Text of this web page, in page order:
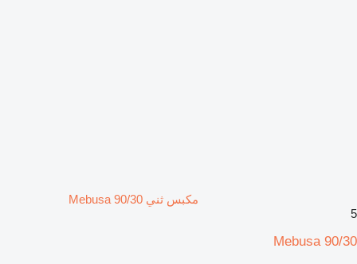
مكبس ثني Mebusa 90/30
5
Mebusa 90/30